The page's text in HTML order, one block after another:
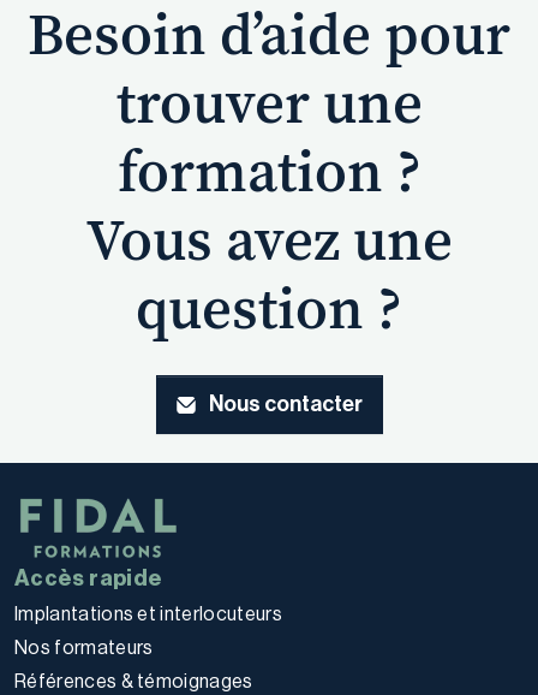
Besoin d’aide pour
trouver une
formation ?
Vous avez une
question ?
Nous contacter
Accès rapide
Implantations et interlocuteurs
Nos formateurs
Références & témoignages